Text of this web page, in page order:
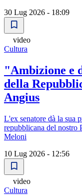
30 Lug 2026 - 18:09
video
Cultura
"Ambizione e
della
Angius
L'ex senatore dà la sua
repubblicana del nostro
Meloni
10 Lug 2026 - 12:56
video
Cultura